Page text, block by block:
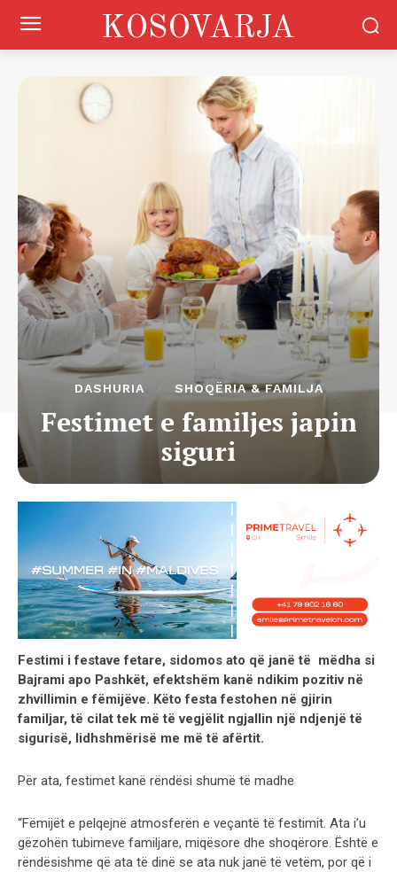
KOSOVARJA
DASHURIA SHOQËRIA & FAMILJA
Festimet e familjes japin
siguri
Festimi i festave fetare, sidomos ato që janë të mëdha si
Bajrami apo Pashkët, efektshëm kanë ndikim pozitiv në
zhvillimin e fëmijëve. Këto festa festohen në gjirin
familjar, të cilat tek më të vegjëlit ngjallin një ndjenjë të
sigurisë, lidhshmërisë me më të afërtit.
Për ata, festimet kanë rëndësi shumë të madhe
“Fëmijët e pelqejnë atmosferën e veçantë të festimit. Ata i’u
gëzohën tubimeve familjare, miqësore dhe shoqërore. Është e
rëndësishme që ata të dinë se ata nuk janë të vetëm, por që i